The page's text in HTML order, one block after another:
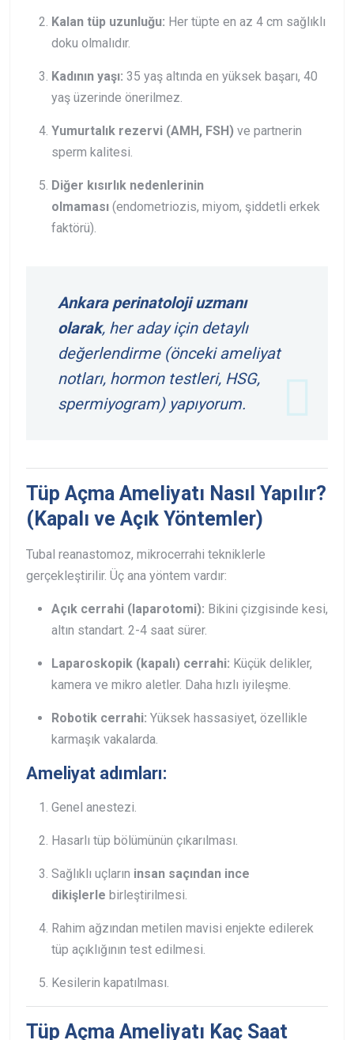
Kalan tüp uzunluğu: Her tüpte en az 4 cm sağlıklı
doku olmalıdır.
Kadının yaşı: 35 yaş altında en yüksek başarı, 40
yaş üzerinde önerilmez.
Yumurtalık rezervi (AMH, FSH) ve partnerin
sperm kalitesi.
Diğer kısırlık nedenlerinin
olmaması (endometriozis, miyom, şiddetli erkek
faktörü).
Ankara perinatoloji uzmanı
olarak, her aday için detaylı
değerlendirme (önceki ameliyat
notları, hormon testleri, HSG,
spermiyogram) yapıyorum.
Tüp Açma Ameliyatı Nasıl Yapılır?
(Kapalı ve Açık Yöntemler)
Tubal reanastomoz, mikrocerrahi tekniklerle
gerçekleştirilir. Üç ana yöntem vardır:
Açık cerrahi (laparotomi): Bikini çizgisinde kesi,
altın standart. 2-4 saat sürer.
Laparoskopik (kapalı) cerrahi: Küçük delikler,
kamera ve mikro aletler. Daha hızlı iyileşme.
Robotik cerrahi: Yüksek hassasiyet, özellikle
karmaşık vakalarda.
Ameliyat adımları:
Genel anestezi.
Hasarlı tüp bölümünün çıkarılması.
Sağlıklı uçların insan saçından ince
dikişlerle birleştirilmesi.
Rahim ağzından metilen mavisi enjekte edilerek
tüp açıklığının test edilmesi.
Kesilerin kapatılması.
Tüp Açma Ameliyatı Kaç Saat